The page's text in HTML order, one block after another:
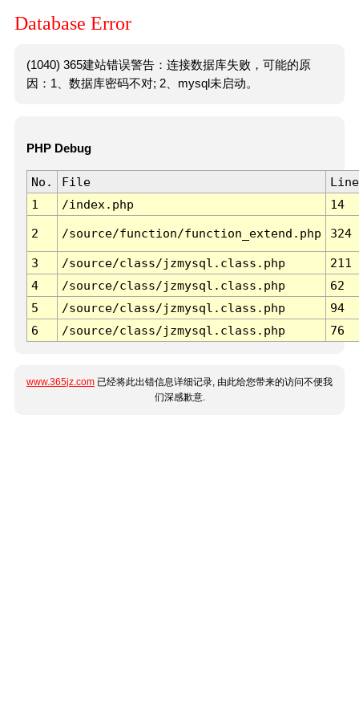
Database Error
(1040) 365建站错误警告：连接数据库失败，可能的原
因：1、数据库密码不对; 2、mysql未启动。
PHP Debug
No. File
Line
1
/index.php 14
2 /source/function/function_extend.php 324
3 /source/class/jzmysql.class.php
211
4
/source/class/jzmysql.class.php
62
5
/source/class/jzmysql.class.php
94
6
/source/class/jzmysql.class.php 76
www.365jz.com 已经将此出错信息详细记录, 由此给您带来的访问不便我
们深感歉意.